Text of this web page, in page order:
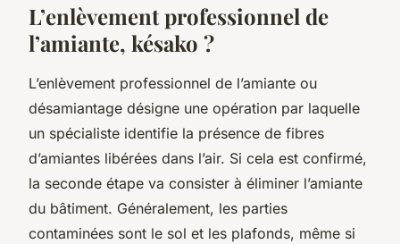
L’enlèvement professionnel de
l’amiante, késako ?
L’enlèvement professionnel de l’amiante ou
désamiantage désigne une opération par laquelle
un spécialiste identifie la présence de fibres
d’amiantes libérées dans l’air. Si cela est confirmé,
la seconde étape va consister à éliminer l’amiante
du bâtiment. Généralement, les parties
contaminées sont le sol et les plafonds, même si